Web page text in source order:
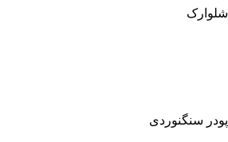
شلوارک
پودر سنگنوردی